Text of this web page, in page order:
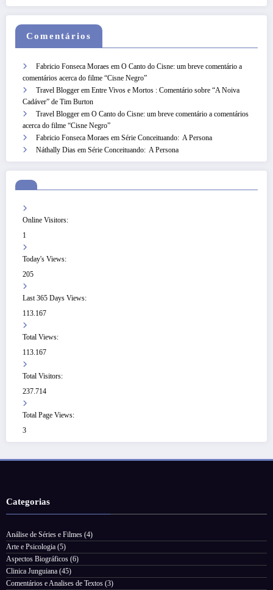
Comentários
Fabricio Fonseca Moraes em O Canto do Cisne: um breve comentário a
comentários acerca do filme “Cisne Negro”
Travel Blogger em Entre Vivos e Mortos : Comentário sobre “A Noiva
Cadáver” de Tim Burton
Travel Blogger em O Canto do Cisne: um breve comentário a comentários
acerca do filme “Cisne Negro”
Fabricio Fonseca Moraes em Série Conceituando: A Persona
Náthally Dias em Série Conceituando: A Persona
Online Visitors:
1
Today's Views:
205
Last 365 Days Views:
113.167
Total Views:
113.167
Total Visitors:
237.714
Total Page Views:
3
Categorias
Análise de Séries e Filmes (4)
Arte e Psicologia (5)
Aspectos Biográficos (6)
Clinica Junguiana (45)
Comentários e Analises de Textos (3)